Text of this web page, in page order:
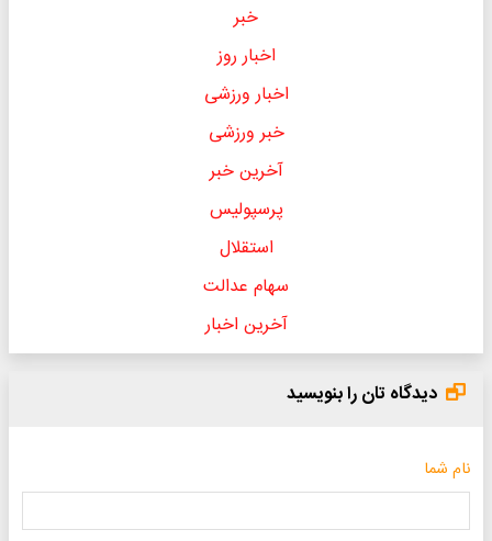
خبر
اخبار روز
اخبار ورزشی
خبر ورزشی
آخرین خبر
پرسپولیس
استقلال
سهام عدالت
آخرین اخبار
دیدگاه تان را بنویسید
نام شما